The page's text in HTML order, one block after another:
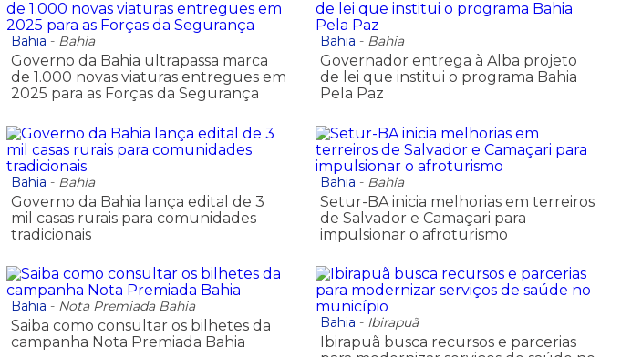
Bahia - Bahia
Governo da Bahia ultrapassa marca
de 1.000 novas viaturas entregues em
2025 para as Forças da Segurança
Bahia - Bahia
Governador entrega à Alba projeto
de lei que institui o programa Bahia
Pela Paz
Bahia - Bahia
Governo da Bahia lança edital de 3
mil casas rurais para comunidades
tradicionais
Bahia - Bahia
Setur-BA inicia melhorias em terreiros
de Salvador e Camaçari para
impulsionar o afroturismo
Bahia - Nota Premiada Bahia
Saiba como consultar os bilhetes da
campanha Nota Premiada Bahia
Bahia - Ibirapuã
Ibirapuã busca recursos e parcerias